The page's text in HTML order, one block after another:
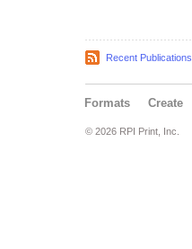
Recent Publications
Formats Create
© 2026 RPI Print, Inc.